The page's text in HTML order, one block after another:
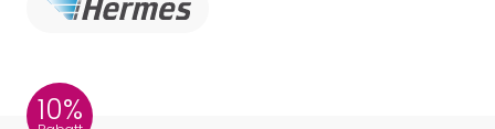
10%